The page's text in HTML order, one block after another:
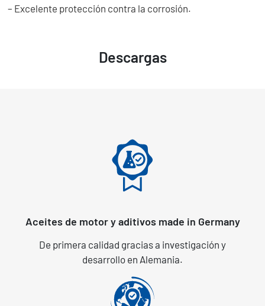
Descargas
– Excelente protección contra la corrosión.
Aceites de motor y aditivos made in Germany
De primera calidad gracias a investigación y
desarrollo en Alemania.